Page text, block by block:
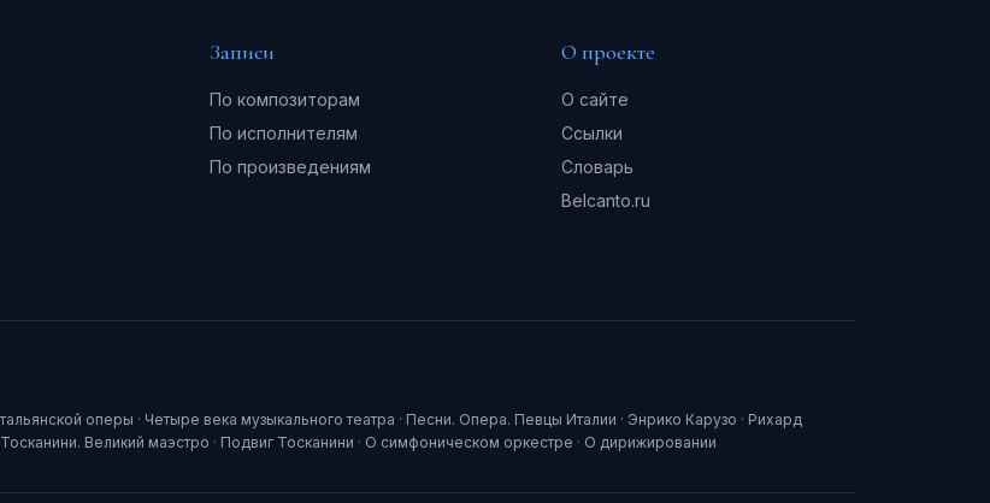
Записи
По композиторам
По исполнителям
По произведениям
О проекте
О сайте
Ссылки
Словарь
Belcanto.ru
оперы · Четыре века музыкального театра · Песни. Опера. Певцы Италии · Энрико Карузо · Рихард
Тосканини. Великий маэстро · Подвиг Тосканини · О симфоническом оркестре · О дирижировании